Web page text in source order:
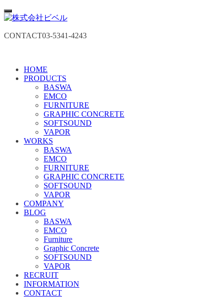
CONTACT03-5341-4243
HOME
PRODUCTS
BASWA
EMCO
FURNITURE
GRAPHIC CONCRETE
SOFTSOUND
VAPOR
WORKS
BASWA
EMCO
FURNITURE
GRAPHIC CONCRETE
SOFTSOUND
VAPOR
COMPANY
BLOG
BASWA
EMCO
Furniture
Graphic Concrete
SOFTSOUND
VAPOR
RECRUIT
INFORMATION
CONTACT